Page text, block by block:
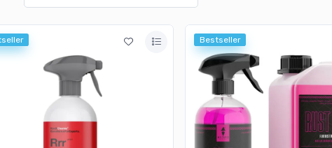
Bestseller